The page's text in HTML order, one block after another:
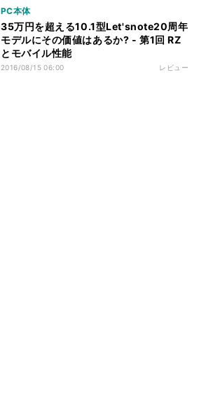
PC本体
35万円を超える10.1型Let'snote20周年
モデルにその価値はあるか? - 第1回 RZ
とモバイル性能
2016/08/15 06:00 レビュー